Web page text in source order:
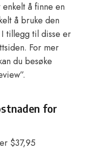
å finne en
å bruke den
tillegg til disse er
For mer
du besøke
for
$37,95